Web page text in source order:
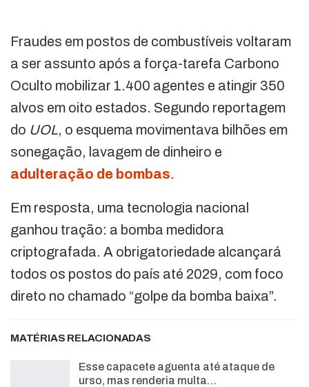
Fraudes em postos de combustíveis voltaram
a ser assunto após a força-tarefa Carbono
Oculto mobilizar 1.400 agentes e atingir 350
alvos em oito estados. Segundo reportagem
do UOL, o esquema movimentava bilhões em
sonegação, lavagem de dinheiro e
adulteração de bombas.
Em resposta, uma tecnologia nacional
ganhou tração: a bomba medidora
criptografada. A obrigatoriedade alcançará
todos os postos do país até 2029, com foco
direto no chamado “golpe da bomba baixa”.
MATÉRIAS RELACIONADAS
Esse capacete aguenta até ataque de
urso, mas renderia multa…